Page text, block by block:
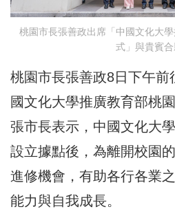
桃園市長張善政出席「中國文化大
式」與貴賓合
桃園市長張善政8日下午前
國文化大學推廣教育部桃
張市長表示，中國文化大
設立據點後，為離開校園
進修機會，有助各行各業
能力與自我成長。